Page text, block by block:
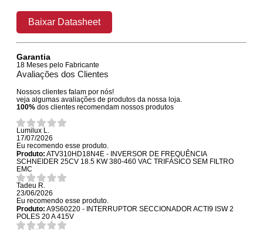
Baixar Datasheet
Garantia
18 Meses pelo Fabricante
Avaliações dos Clientes
Nossos clientes falam por nós!
veja algumas avaliações de produtos da nossa loja.
100% dos clientes recomendam nossos produtos
Lumilux L.
17/07/2026
Eu recomendo esse produto.
Produto: ATV310HD18N4E - INVERSOR DE FREQUÊNCIA
SCHNEIDER 25CV 18.5 KW 380-460 VAC TRIFÁSICO SEM FILTRO
EMC
Tadeu R.
23/06/2026
Eu recomendo esse produto.
Produto: A9S60220 - INTERRUPTOR SECCIONADOR ACTI9 ISW 2
POLES 20 A 415V